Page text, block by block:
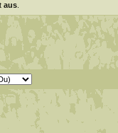
aus.